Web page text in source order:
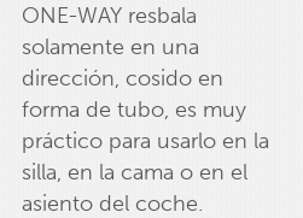
ONE-WAY resbala
solamente en una
dirección, cosido en
forma de tubo, es muy
práctico para usarlo en la
silla, en la cama o en el
asiento del coche.